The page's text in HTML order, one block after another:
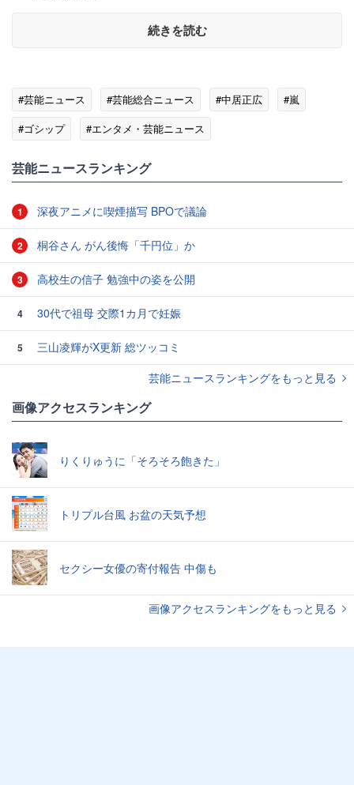
続きを読む
#芸能ニュース #芸能総合ニュース #中居正広
#嵐
#ゴシップ
#エンタメ・芸能ニュース
芸能ニュースランキング
1 深夜アニメに喫煙描写 BPOで議論
2 桐谷さん がん後悔「千円位」か
3 高校生の信子 勉強中の姿を公開
4 30代で祖母 交際1カ月で妊娠
5
三山凌輝がX更新 総ツッコミ
芸能ニュースランキングをもっと見る
画像アクセスランキング
りくりゅうに「そろそろ飽きた」
トリプル台風 お盆の天気予想
セクシー女優の寄付報告 中傷も
画像アクセスランキングをもっと見る